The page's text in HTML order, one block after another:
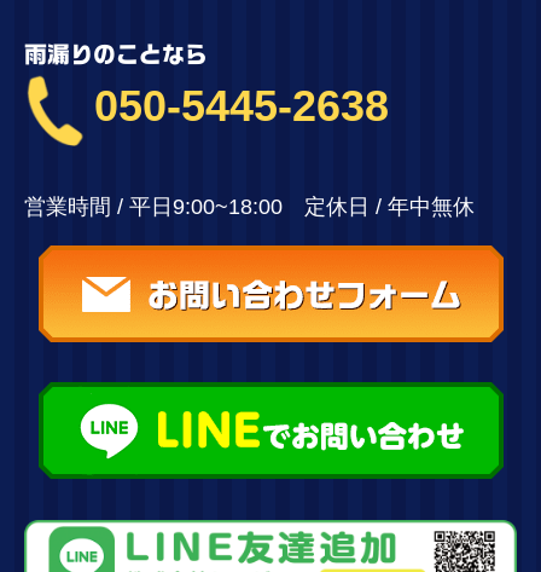
雨漏りのことなら
050-5445-2638
営業時間 / 平日9:00~18:00 定休日 / 年中無休